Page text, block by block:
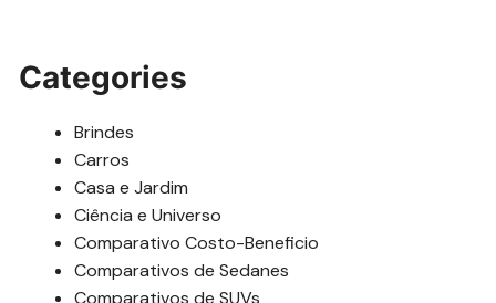
Categories
Brindes
Carros
Casa e Jardim
Ciência e Universo
Comparativo Costo-Beneficio
Comparativos de Sedanes
Comparativos de SUVs